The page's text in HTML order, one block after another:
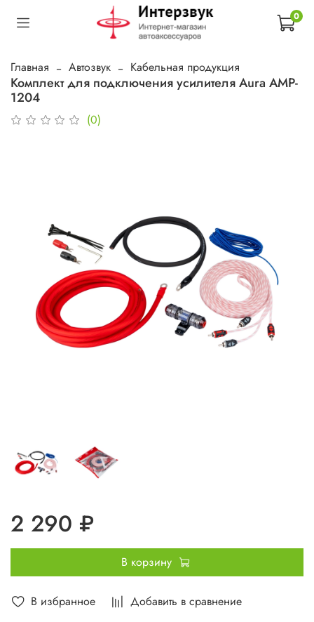
0
Главная Автозвук Кабельная продукция
Комплект для подключения усилителя Aura AMP-
1204
(0)
В избранное Добавить в сравнение
2 290 ₽
В корзину